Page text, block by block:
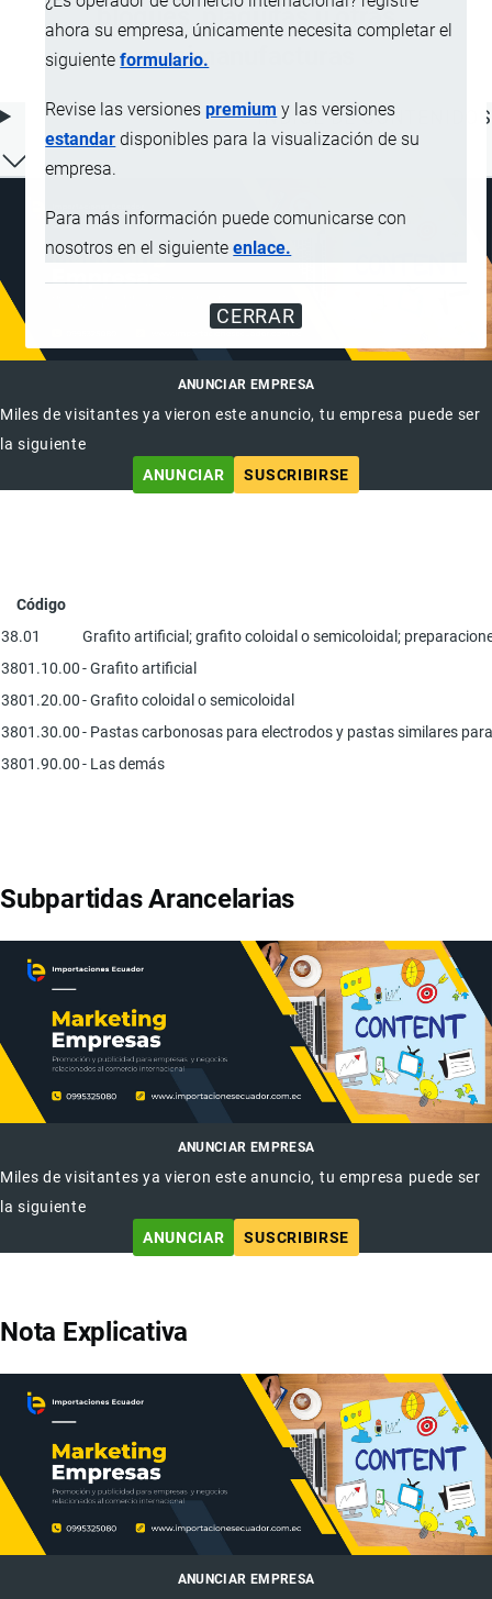
ahora su empresa, únicamente necesita completar el
siguienteformulario.
Revise las versionespremium y las versiones
estandar disponibles para la visualización de su
empresa.
Para más información puede comunicarse con
nosotros en el siguienteenlace.
CERRAR
bloques, plaquitas u otras
semimanufacturas
ÍNDICE DE CONTENIDOS
ANUNCIAR EMPRESA
Miles de visitantes ya vieron este anuncio, tu empresa puede ser
la siguiente
ANUNCIAR
SUSCRIBIRSE
Código
38.01
Grafito artificial; grafito coloidal o semicoloidal;
3801.10.00- Grafito artificial
3801.20.00- Grafito coloidal o semicoloidal
3801.30.00- Pastas carbonosas para electrodos y pastas similares
3801.90.00- Las demás
Subpartidas Arancelarias
ANUNCIAR EMPRESA
Miles de visitantes ya vieron este anuncio, tu empresa puede ser
la siguiente
ANUNCIAR
SUSCRIBIRSE
Nota Explicativa
ANUNCIAR EMPRESA